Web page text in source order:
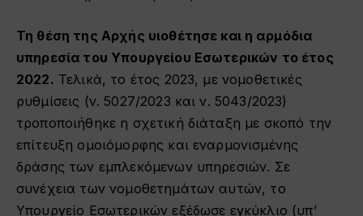
Τη θέση της Αρχής υιοθέτησε και η αρμόδια
υπηρεσία του Υπουργείου Εσωτερικών το έτος
2022. Τελικά, το έτος 2023, με νομοθετικές
ρυθμίσεις (ν. 5027/2023 και ν. 5043/2023)
τροποποιήθηκε η σχετική διάταξη με σκοπό την
επίτευξη ομοιόμορφης και εναρμονισμένης
δράσης των εμπλεκόμενων υπηρεσιών. Σε
συνέχεια των νομοθετημάτων αυτών, το
Υπουργείο Εσωτερικών εξέδωσε εγκύκλιο (υπ’